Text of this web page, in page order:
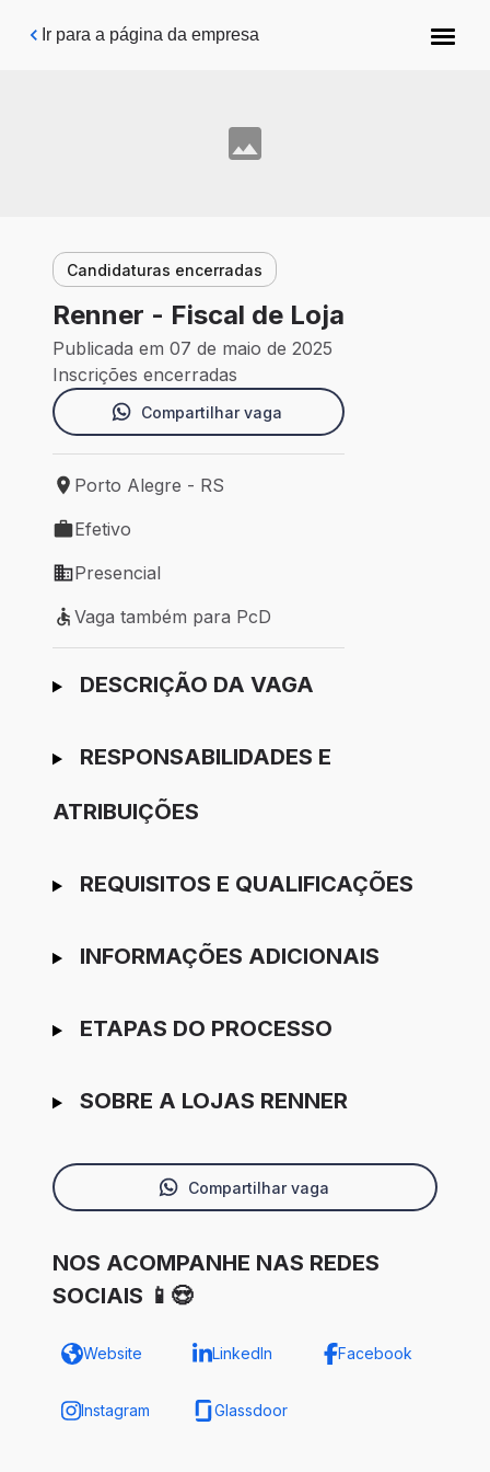
Pular para o conteúdo principal
Ir para a página da empresa
Candidaturas encerradas
Renner - Fiscal de Loja
Publicada em 07 de maio de 2025
Inscrições encerradas
Compartilhar vaga
Local de trabalho: Porto Alegre - RS
Porto Alegre - RS
Tipo de vaga: Efetivo
Efetivo
Modelo de trabalho: Presencial
Presencial
Vaga também para PcD
Vaga também para PcD
Ir para candidatura
DESCRIÇÃO DA VAGA
RESPONSABILIDADES E
ATRIBUIÇÕES
REQUISITOS E QUALIFICAÇÕES
INFORMAÇÕES ADICIONAIS
ETAPAS DO PROCESSO
SOBRE A LOJAS RENNER
Compartilhar vaga
NOS ACOMPANHE NAS REDES
SOCIAIS 📱😍
Website LinkedIn Facebook
Instagram Glassdoor